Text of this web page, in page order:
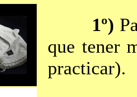
1º)
que tener
practicar).